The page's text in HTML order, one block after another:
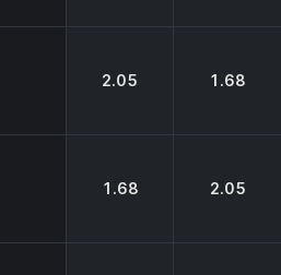
2.05 1.68
1.68 2.05